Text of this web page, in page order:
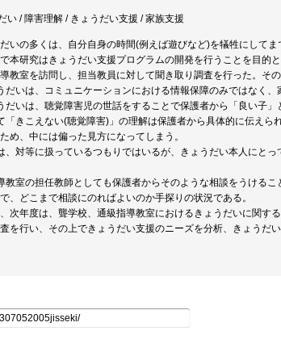
い / 障害理解 / きょうだい支援 / 家族支援
いの多くは、自分自身の時間(例えば遊びなど)を犠牲にして
本研究はきょうだい支援プログラムの開発を行うことを目的
教室を訪問し、担当教員に対して聞き取り調査を行った。そ
だいは、コミュニケーションにおける情報保障のみではなく、
だいは、聴覚障害児の世話をすることで保護者から「良い子」
「きこえない(聴覚障害)」の理解は保護者から具体的に伝え
め、中には偏った見方になってしまう。
、対等に扱っているつもりではいるが、きょうだい本人にと
教室の担任教師としても保護者からそのような相談をうける
、どこまで相談にのればよいのか手探りの状況である。
次年度は、聾学校、通級指導教室におけるきょうだいに関す
を行い、その上できょうだい支援のニーズを分析、きょうだ